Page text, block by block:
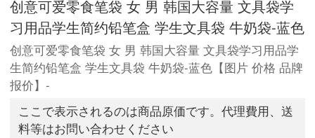
创意可爱零食笔袋 女 男 韩国大容量 文具袋学
习用品学生简约铅笔盒 学生文具袋 牛奶袋-蓝色
创意可爱零食笔袋 女 男 韩国大容量 文具袋学习用品学
生简约铅笔盒 学生文具袋 牛奶袋-蓝色【图片 价格 品牌
报价】-
ここで表示されるのは商品原価です。代理費用、送
料等はお問い合わせください